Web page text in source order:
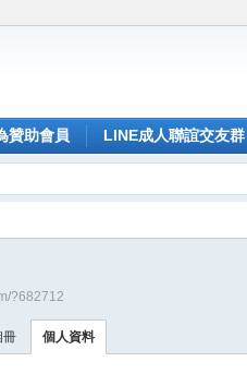
贊助會員 LINE成人聯誼交友群
?682712
冊 個人資料